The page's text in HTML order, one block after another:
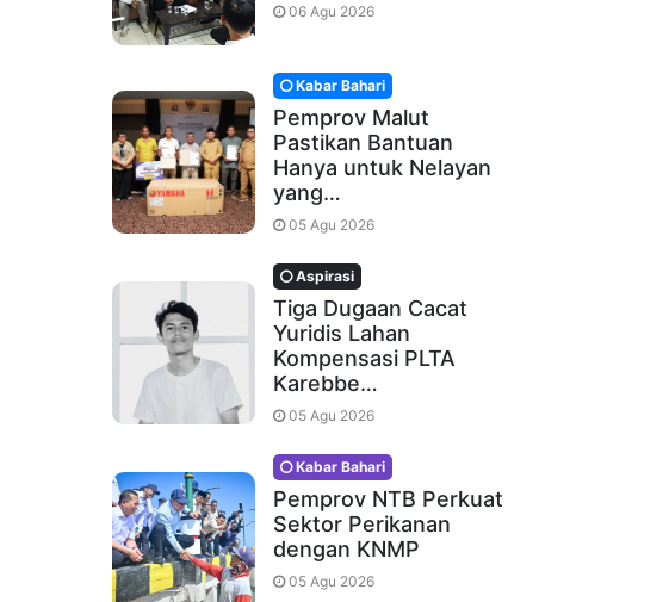
06 Agu 2026
Kabar Bahari
Pemprov Malut
Pastikan Bantuan
Hanya untuk Nelayan
yang…
05 Agu 2026
Aspirasi
Tiga Dugaan Cacat
Yuridis Lahan
Kompensasi PLTA
Karebbe…
05 Agu 2026
Kabar Bahari
Pemprov NTB Perkuat
Sektor Perikanan
dengan KNMP
05 Agu 2026